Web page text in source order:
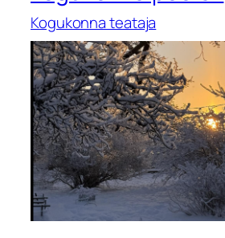
Kogukonna teataja